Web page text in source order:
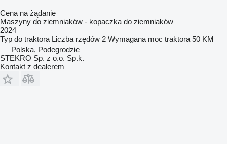
Cena na żądanie
Maszyny do ziemniaków - kopaczka do ziemniaków
2024
Typ do traktora Liczba rzędów 2 Wymagana moc traktora 50 KM
Polska, Podegrodzie
STEKRO Sp. z o.o. Sp.k.
Kontakt z dealerem